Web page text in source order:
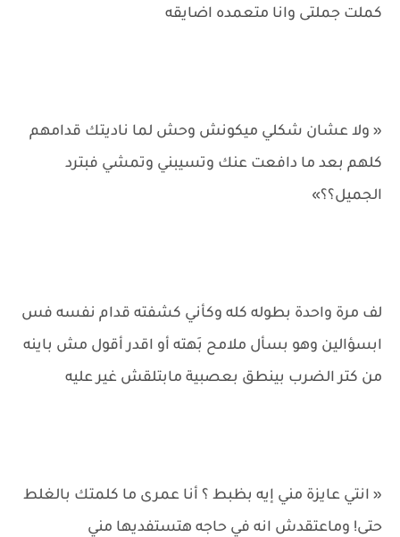
كملت جملتى وانا متعمده اضايقه
« ولا عشان شكلي ميكونش وحش لما ناديتك قدامهم
كلهم بعد ما دافعت عنك وتسيبني وتمشي فبترد
الجميل؟؟»
لف مرة واحدة بطوله كله وكأني كشفته قدام نفسه فس
ابسؤالين وهو بسأل ملامح بَهته أو اقدر أقول مش باينه
من كتر الضرب بينطق بعصبية مابتلقش غير عليه
« انتي عايزة مني إيه بظبط ؟ أنا عمرى ما كلمتك بالغلط
حتى! وماعتقدش انه في حاجه هتستفديها مني